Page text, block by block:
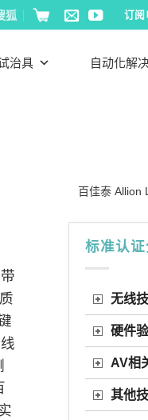
狐 订阅
治具 自动化解
百佳泰 Allion
标准认证
无线
硬件
AV相
其他